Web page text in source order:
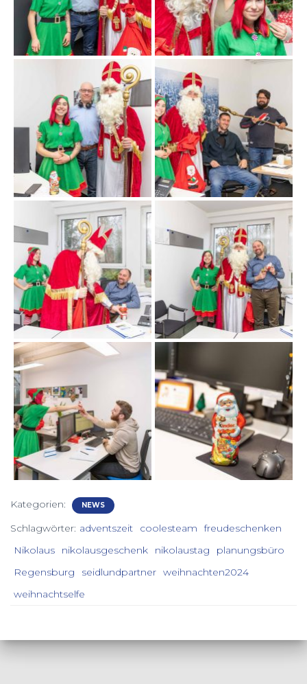
Kategorien: NEWS
Schlagwörter: adventszeit coolesteam
freudeschenken
Nikolaus
nikolausgeschenk nikolaustag
planungsbüro
Regensburg
seidlundpartner weihnachten2024
weihnachtselfe